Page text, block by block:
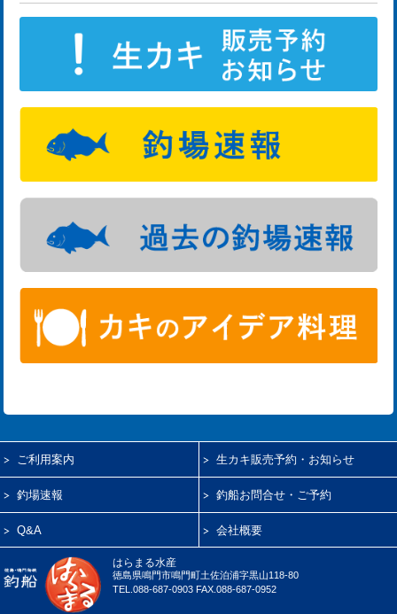
ご利用案内 生カキ販売予約・お知らせ
釣場速報 釣船お問合せ・ご予約
Q&A 会社概要
はらまる水産
徳島県鳴門市鳴門町土佐泊浦字黒山118-80
TEL.088-687-0903 FAX.088-687-0952